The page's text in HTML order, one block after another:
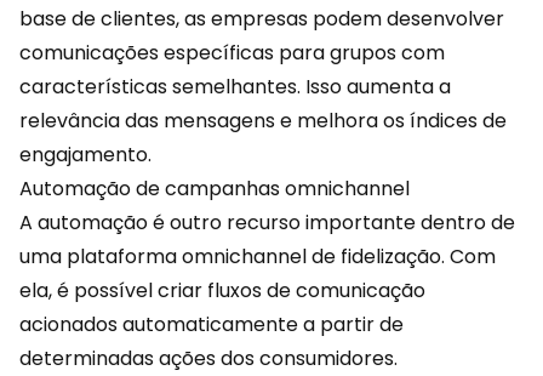
base de clientes, as empresas podem desenvolver
comunicações específicas para grupos com
características semelhantes. Isso aumenta a
relevância das mensagens e melhora os índices de
engajamento.
Automação de campanhas omnichannel
A automação é outro recurso importante dentro de
uma plataformaomnichannelde fidelização. Com
ela, é possível criar fluxos de comunicação
acionados automaticamente a partir de
determinadas ações dos consumidores.